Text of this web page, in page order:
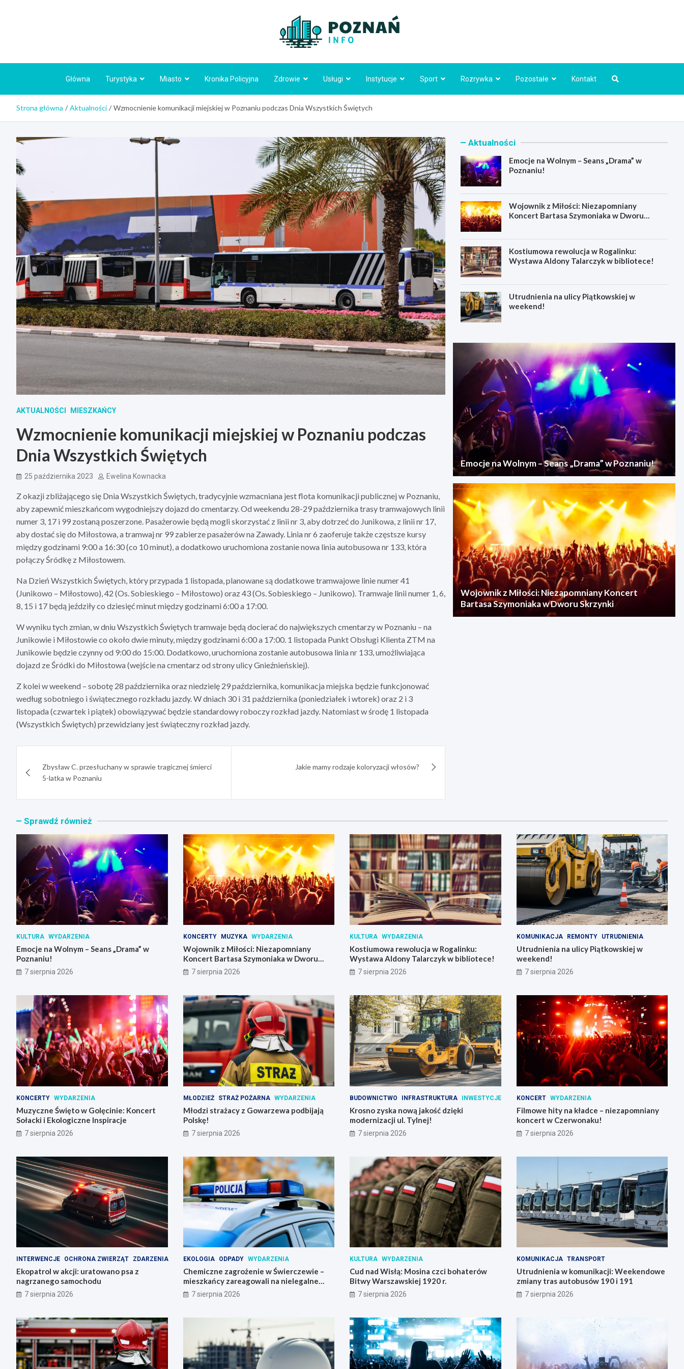
Główna Turystyka Miasto Kronika Policyjna Zdrowie Usługi Instytucje Sport Rozrywka Pozostałe Kontakt
Strona główna Aktualności Wzmocnienie komunikacji miejskiej w Poznaniu podczas Dnia Wszystkich Świętych
AKTUALNOŚCI MIESZKAŃCY
Wzmocnienie komunikacji miejskiej w Poznaniu podczas
Dnia Wszystkich Świętych
25 października 2023 Ewelina Kownacka
Z okazji zbliżającego się Dnia Wszystkich Świętych, tradycyjnie wzmacniana jest flota komunikacji publicznej w Poznaniu,
aby zapewnić mieszkańcom wygodniejszy dojazd do cmentarzy. Od weekendu 28-29 października trasy tramwajowych linii
numer 3, 17 i 99 zostaną poszerzone. Pasażerowie będą mogli skorzystać z linii nr 3, aby dotrzeć do Junikowa, z linii nr 17,
aby dostać się do Miłostowa, a tramwaj nr 99 zabierze pasażerów na Zawady. Linia nr 6 zaoferuje także częstsze kursy
między godzinami 9:00 a 16:30 (co 10 minut), a dodatkowo uruchomiona zostanie nowa linia autobusowa nr 133, która
połączy Śródkę z Miłostowem.
Na Dzień Wszystkich Świętych, który przypada 1 listopada, planowane są dodatkowe tramwajowe linie numer 41
(Junikowo – Miłostowo), 42 (Os. Sobieskiego – Miłostowo) oraz 43 (Os. Sobieskiego – Junikowo). Tramwaje linii numer 1, 6,
8, 15 i 17 będą jeździły co dziesięć minut między godzinami 6:00 a 17:00.
W wyniku tych zmian, w dniu Wszystkich Świętych tramwaje będą docierać do największych cmentarzy w Poznaniu – na
Junikowie i Miłostowie co około dwie minuty, między godzinami 6:00 a 17:00. 1 listopada Punkt Obsługi Klienta ZTM na
Junikowie będzie czynny od 9:00 do 15:00. Dodatkowo, uruchomiona zostanie autobusowa linia nr 133, umożliwiająca
dojazd ze Śródki do Miłostowa (wejście na cmentarz od strony ulicy Gnieźnieńskiej).
Z kolei w weekend – sobotę 28 października oraz niedzielę 29 października, komunikacja miejska będzie funkcjonować
według sobotniego i świątecznego rozkładu jazdy. W dniach 30 i 31 października (poniedziałek i wtorek) oraz 2 i 3
listopada (czwartek i piątek) obowiązywać będzie standardowy roboczy rozkład jazdy. Natomiast w środę 1 listopada
(Wszystkich Świętych) przewidziany jest świąteczny rozkład jazdy.
wpisuZbysław C. przesłuchany w sprawie tragicznej śmierci
5-latka w Poznaniu
Jakie mamy rodzaje koloryzacji włosów?
Aktualności
Emocje na Wolnym – Seans „Drama” w
Poznaniu!
Wojownik z Miłości: Niezapomniany
Koncert Bartasa Szymoniaka w Dworu
Kostiumowa rewolucja w Rogalinku:
Wystawa Aldony Talarczyk w bibliotece!
Utrudnienia na ulicy Piątkowskiej w
weekend!
Emocje na Wolnym – Seans „Drama” w Poznaniu!
Wojownik z Miłości: Niezapomniany Koncert
Bartasa Szymoniaka w Dworu Skrzynki
Sprawdź również
KULTURA WYDARZENIA
Emocje na Wolnym – Seans „Drama” w
Poznaniu!
7 sierpnia 2026
KONCERTY MUZYKA WYDARZENIA
Wojownik z Miłości: Niezapomniany
Koncert Bartasa Szymoniaka w Dworu
Skrzynki
7 sierpnia 2026
KULTURA WYDARZENIA
Kostiumowa rewolucja w Rogalinku:
Wystawa Aldony Talarczyk w bibliotece!
7 sierpnia 2026
KOMUNIKACJA REMONTY UTRUDNIENIA
Utrudnienia na ulicy Piątkowskiej w
weekend!
7 sierpnia 2026
KONCERTY WYDARZENIA
Muzyczne Święto w Golęcinie: Koncert
Sołacki i Ekologiczne Inspiracje
7 sierpnia 2026
MŁODZIEŻ STRAŻ POŻARNA WYDARZENIA
Młodzi strażacy z Gowarzewa podbijają
Polskę!
7 sierpnia 2026
BUDOWNICTWO INFRASTRUKTURA INWESTYCJE
Krosno zyska nową jakość dzięki
modernizacji ul. Tylnej!
7 sierpnia 2026
KONCERT WYDARZENIA
Filmowe hity na kładce – niezapomniany
koncert w Czerwonaku!
7 sierpnia 2026
INTERWENCJE OCHRONA ZWIERZĄT ZDARZENIA
Ekopatrol w akcji: uratowano psa z
nagrzanego samochodu
7 sierpnia 2026
EKOLOGIA ODPADY WYDARZENIA
Chemiczne zagrożenie w Świerczewie –
mieszkańcy zareagowali na nielegalne
odpady
7 sierpnia 2026
KULTURA WYDARZENIA
Cud nad Wisłą: Mosina czci bohaterów
Bitwy Warszawskiej 1920 r.
7 sierpnia 2026
KOMUNIKACJA TRANSPORT
Utrudnienia w komunikacji: Weekendowe
zmiany tras autobusów 190 i 191
7 sierpnia 2026